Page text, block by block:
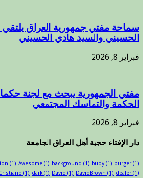
سماحة مفتي جمهورية العراق
الحسيني والسيد هادي الحسيني
فبراير 8, 2026
مفتي الجمهورية يبحث مع لجنة
الحكمة والتماسك المجتمعي
فبراير 8, 2026
دار الإفتاء حجية أهل العراق الجامعة
(1) Awesome (1) background (1) buoy (1) burger (1)
Cristiano (1) dark(1) David (1) DavidBrown (1) dealer (1)